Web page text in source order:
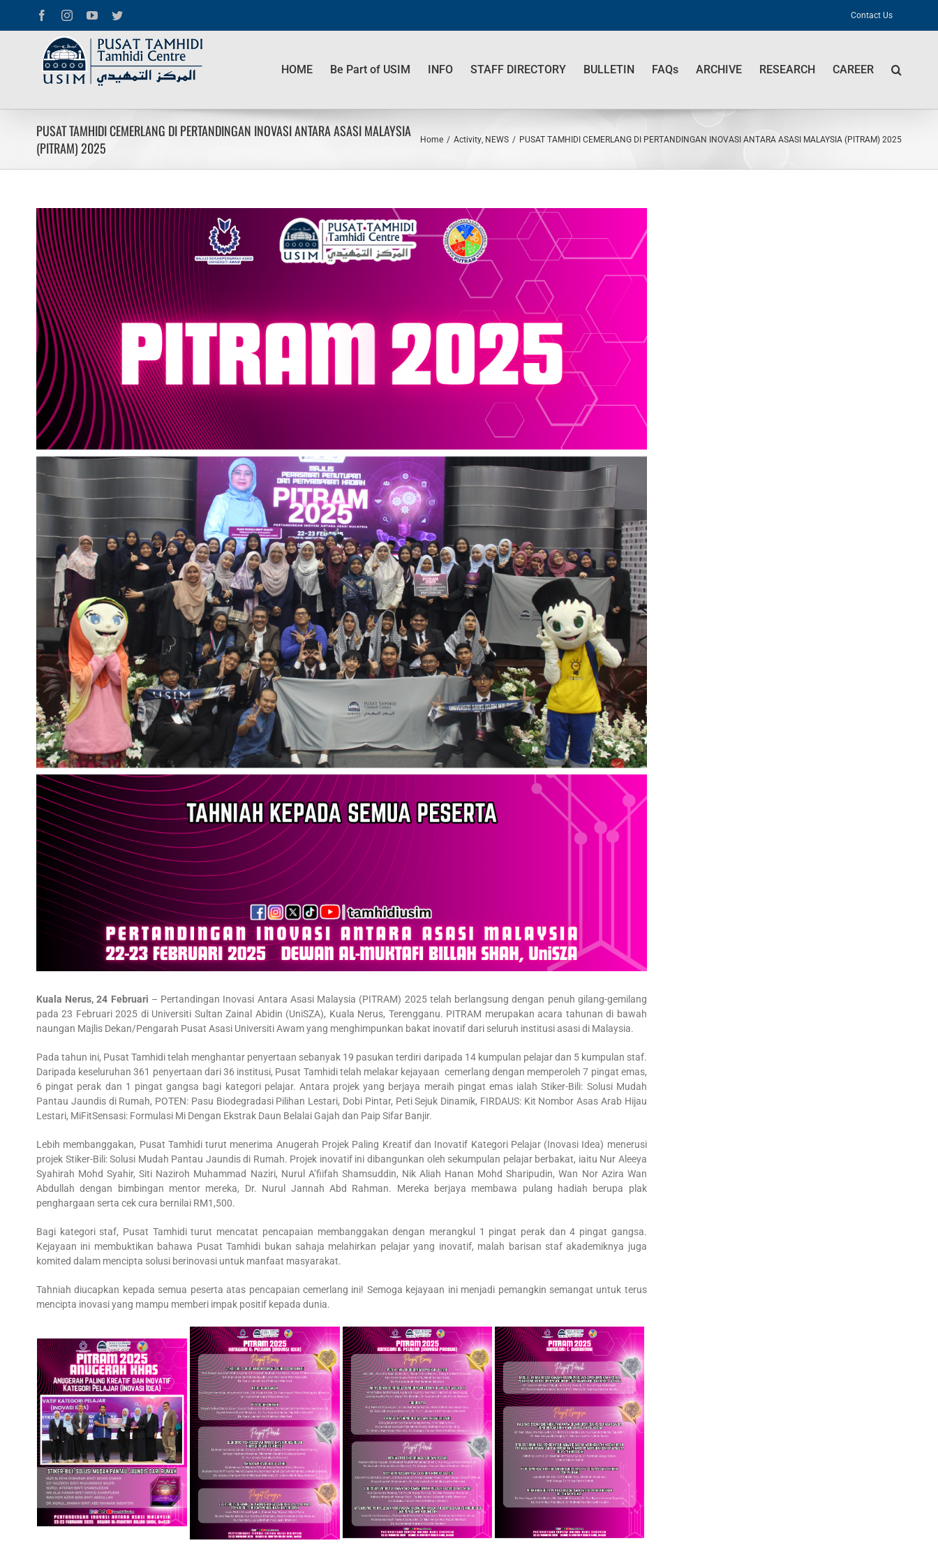
FacebookInstagramYouTubeTwitter Contact Us
HOME Be Part of USIM INFO STAFF DIRECTORY BULLETIN FAQs ARCHIVE RESEARCH CAREER
PUSAT TAMHIDI CEMERLANG DI PERTANDINGAN INOVASI ANTARA ASASI MALAYSIA
(PITRAM) 2025
Home / Activity NEWS / PUSAT TAMHIDI CEMERLANG DI PERTANDINGAN INOVASI ANTARA ASASI MALAYSIA (PITRAM) 2025
View
Larger
Image
Kuala Nerus, 24 Februari – Pertandingan Inovasi Antara Asasi Malaysia (PITRAM) 2025 telah berlangsung dengan penuh gilang-gemilang
pada 23 Februari 2025 di Universiti Sultan Zainal Abidin (UniSZA), Kuala Nerus, Terengganu. PITRAM merupakan acara tahunan di bawah
naungan Majlis Dekan/Pengarah Pusat Asasi Universiti Awam yang menghimpunkan bakat inovatif dari seluruh institusi asasi di Malaysia.
Pada tahun ini, Pusat Tamhidi telah menghantar penyertaan sebanyak 19 pasukan terdiri daripada 14 kumpulan pelajar dan 5 kumpulan staf.
Daripada keseluruhan 361 penyertaan dari 36 institusi, Pusat Tamhidi telah melakar kejayaan cemerlang dengan memperoleh 7 pingat emas,
6 pingat perak dan 1 pingat gangsa bagi kategori pelajar. Antara projek yang berjaya meraih pingat emas ialah Stiker-Bili: Solusi Mudah
Pantau Jaundis di Rumah, POTEN: Pasu Biodegradasi Pilihan Lestari, Dobi Pintar, Peti Sejuk Dinamik, FIRDAUS: Kit Nombor Asas Arab Hijau
Lestari, MiFitSensasi: Formulasi Mi Dengan Ekstrak Daun Belalai Gajah dan Paip Sifar Banjir.
Lebih membanggakan, Pusat Tamhidi turut menerima Anugerah Projek Paling Kreatif dan Inovatif Kategori Pelajar (Inovasi Idea) menerusi
projek Stiker-Bili: Solusi Mudah Pantau Jaundis di Rumah. Projek inovatif ini dibangunkan oleh sekumpulan pelajar berbakat, iaitu Nur Aleeya
Syahirah Mohd Syahir, Siti Naziroh Muhammad Naziri, Nurul A’fiifah Shamsuddin, Nik Aliah Hanan Mohd Sharipudin, Wan Nor Azira Wan
Abdullah dengan bimbingan mentor mereka, Dr. Nurul Jannah Abd Rahman. Mereka berjaya membawa pulang hadiah berupa plak
penghargaan serta cek cura bernilai RM1,500.
Bagi kategori staf, Pusat Tamhidi turut mencatat pencapaian membanggakan dengan merangkul 1 pingat perak dan 4 pingat gangsa.
Kejayaan ini membuktikan bahawa Pusat Tamhidi bukan sahaja melahirkan pelajar yang inovatif, malah barisan staf akademiknya juga
komited dalam mencipta solusi berinovasi untuk manfaat masyarakat.
Tahniah diucapkan kepada semua peserta atas pencapaian cemerlang ini! Semoga kejayaan ini menjadi pemangkin semangat untuk terus
mencipta inovasi yang mampu memberi impak positif kepada dunia.